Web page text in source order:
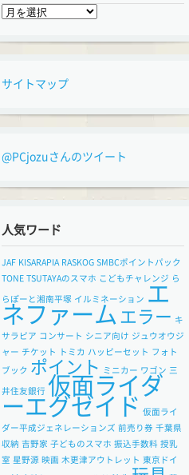
ア
カ
サイトマップ
@PCjozuさんのツイート
人気ワード
JAF KISARAPIA RASKOG SMBCポイントパック
TONE TSUTAYAのスマホ こどもチャレンジ ら
らぽーと湘南平塚 イルミネーション エ
ネファーム エラー キ
サラピア コンサート シニア向け ジュウオウジ
ャー チケット トミカ ハッピーセット フォト
ブック ポイント ミニカー ワゴン 三
井住友銀行 仮面ライダ
ーエグゼイド 仮面ライ
ダー平成ジェネレーションズ 前売り券 千葉県
収納 吉野家 子どものスマホ 振込手数料 授乳
室 星野源 映画 木更津アウトレット 東京ドイ